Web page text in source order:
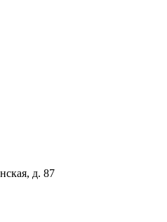
д. 87